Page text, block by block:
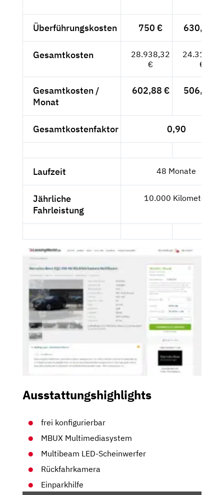
Überführungskosten 750 € 630,25 €
Gesamtkosten
28.938,32
€
24.317,92
€
Gesamtkosten /
Monat
602,88 € 506,62 €
Gesamtkostenfaktor 0,90
Laufzeit 48 Monate
Jährliche
Fahrleistung
10.000 Kilometer
Ausstattungshighlights
frei konfigurierbar
MBUX Multimediasystem
Multibeam LED-Scheinwerfer
Rückfahrkamera
Einparkhilfe